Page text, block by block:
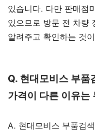
있습니다. 다만 판매점
있으므로 방문 전 차량
알려주고 확인하는 것
Q. 현대모비스 부품
가격이 다른 이유는
A. 현대모비스 부품검